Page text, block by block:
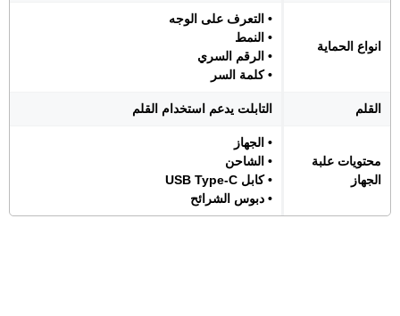
انواع الحماية
• التعرف على الوجه
• النمط
• الرقم السري
• كلمة السر
القلم التابلت يدعم استخدام القلم
محتويات علبة
الجهاز
• الجهاز
• الشاحن
• كابل USB Type-C
• دبوس الشرائح